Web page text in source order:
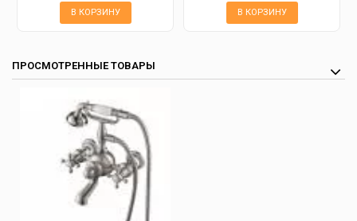
В КОРЗИНУ В КОРЗИНУ
ПРОСМОТРЕННЫЕ ТОВАРЫ